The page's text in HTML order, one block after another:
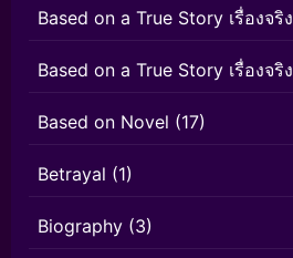
Based on a True Story เรื่องจริง
Based on a True Story เรื่องจริง
Based on Novel (17)
Betrayal (1)
Biography (3)